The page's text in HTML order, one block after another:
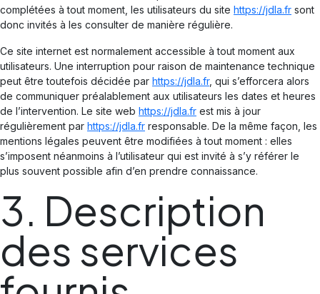
complétées à tout moment, les utilisateurs du site https://jdla.fr sont
donc invités à les consulter de manière régulière.
Ce site internet est normalement accessible à tout moment aux
utilisateurs. Une interruption pour raison de maintenance technique
peut être toutefois décidée par https://jdla.fr, qui s’efforcera alors
de communiquer préalablement aux utilisateurs les dates et heures
de l’intervention. Le site web https://jdla.fr est mis à jour
régulièrement par https://jdla.fr responsable. De la même façon, les
mentions légales peuvent être modifiées à tout moment : elles
s’imposent néanmoins à l’utilisateur qui est invité à s’y référer le
plus souvent possible afin d’en prendre connaissance.
3. Description
des services